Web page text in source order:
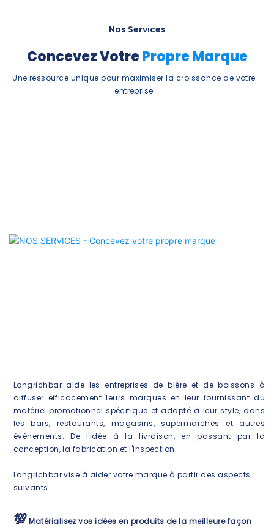
Nos Services
Concevez VotrePropre Marque
Une ressource unique pour maximiser la croissance de votre
entreprise
Longrichbar aide les entreprises de bière et de boissons à
diffuser efficacement leurs marques en leur fournissant du
matériel promotionnel spécifique et adapté à leur style, dans
les bars, restaurants, magasins, supermarchés et autres
événements. De l'idée à la livraison, en passant par la
conception, la fabrication et l'inspection.
Longrichbarvise à aider votre marque à partir des aspects
suivants.
💯 Matérialisez vos idées en produits de la meilleure façon